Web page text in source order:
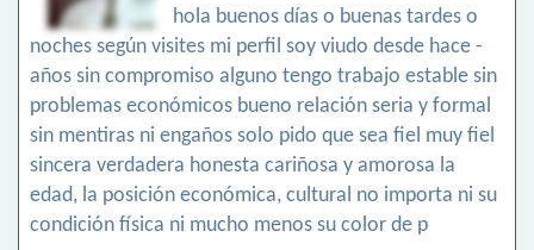
hola buenos días o buenas tardes o
noches según visites mi perfil soy viudo desde hace -
años sin compromiso alguno tengo trabajo estable sin
problemas económicos bueno relación seria y formal
sin mentiras ni engaños solo pido que sea fiel muy fiel
sincera verdadera honesta cariñosa y amorosa la
edad, la posición económica, cultural no importa ni su
condición física ni mucho menos su color de p